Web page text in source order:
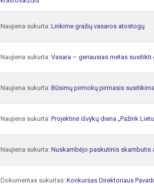
Naujiena sukurta: Linkime gražių vasaros atostogų
Naujiena sukurta: Vasara – geriausias metas
Naujiena sukurta: Būsimų pirmokų pirmasis
Naujiena sukurta: Projektinė išvykų diena „Pažink
Naujiena sukurta: Nuskambėjo paskutinis skambutis
Dokumentas sukurtas: Konkursas Direktoriaus